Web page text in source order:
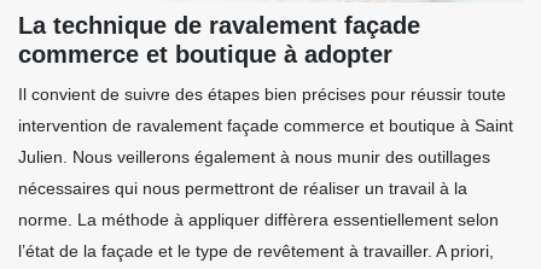
La technique de ravalement façade
commerce et boutique à adopter
Il convient de suivre des étapes bien précises pour réussir toute
intervention de ravalement façade commerce et boutique à Saint
Julien. Nous veillerons également à nous munir des outillages
nécessaires qui nous permettront de réaliser un travail à la
norme. La méthode à appliquer diffèrera essentiellement selon
l’état de la façade et le type de revêtement à travailler. A priori,